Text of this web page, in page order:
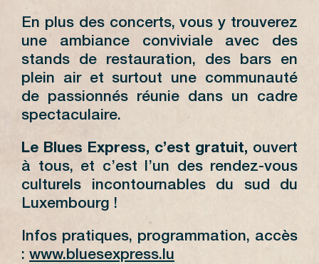
En plus des concerts, vous y trouverez
une ambiance conviviale avec des
stands de restauration, des bars en
plein air et surtout une communauté
de passionnés réunie dans un cadre
spectaculaire.
Le Blues Express, c’est gratuit, ouvert
à tous, et c’est l’un des rendez-vous
culturels incontournables du sud du
Luxembourg !
Infos pratiques, programmation, accès
: www.bluesexpress.lu